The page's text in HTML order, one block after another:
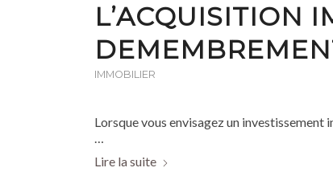
L’ACQUISITION
IMMOBILIER
Lorsque vous envisagez un investissement
Lire la suite